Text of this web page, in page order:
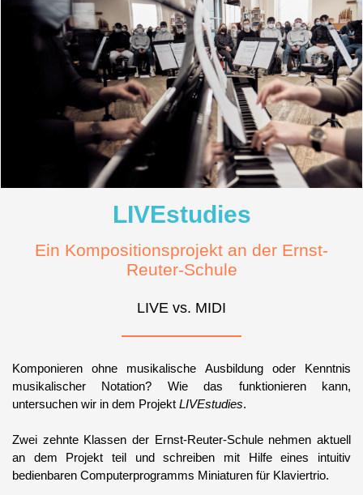
LIVEstudies
Ein Kompositionsprojekt an der Ernst-
Reuter-Schule
LIVE vs. MIDI
Komponieren ohne musikalische Ausbildung oder Kenntnis
musikalischer Notation? Wie das funktionieren kann,
untersuchen wir in dem Projekt LIVEstudies.
Zwei zehnte Klassen der Ernst-Reuter-Schule nehmen aktuell
an dem Projekt teil und schreiben mit Hilfe eines intuitiv
bedienbaren Computerprogramms Miniaturen für Klaviertrio.